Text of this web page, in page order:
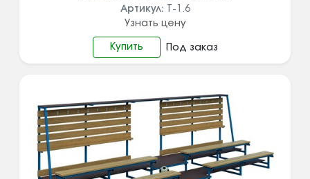
Артикул: Т-1.6
Узнать цену
Купить Под заказ